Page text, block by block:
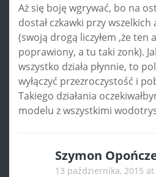
Aż się boję wgrywać, bo na
dostał czkawki przy
(swoją drogą liczyłem ,że ten
poprawiony, a tu taki zonk).
wszystko działa płynnie, to
wyłączyć przezroczystość i
Takiego działania
modelu z wszystkimi
Szymon
13 października, 2015 at